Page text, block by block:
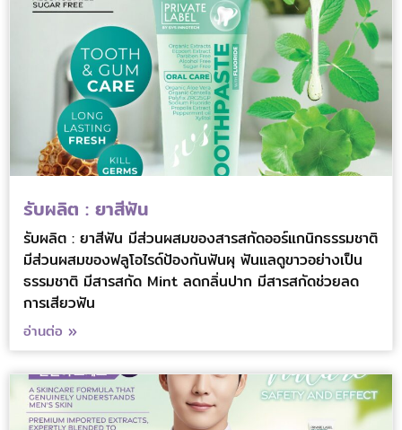
รับผลิต : ยาสีฟัน
รับผลิต : ยาสีฟัน มีส่วนผสมของสารสกัดออร์แกนิกธรรมชาติ
มีส่วนผสมของฟลูโอไรด์ป้องกันฟันผุ ฟันแลดูขาวอย่างเป็น
ธรรมชาติ มีสารสกัด Mint ลดกลิ่นปาก มีสารสกัดช่วยลด
การเสียวฟัน
อ่านต่อ »